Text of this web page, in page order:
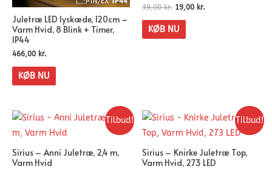
Juletræ LED lyskæde, 120cm –
Varm Hvid, 8 Blink + Timer,
IP44
466,00 kr.
KØB NU
39,00kr. 19,00 kr.
KØB NU
Tilbud!
Sirius – Anni Juletræ, 2,4 m,
Varm Hvid
Tilbud!
Sirius – Knirke Juletræ Top,
Varm Hvid, 273 LED